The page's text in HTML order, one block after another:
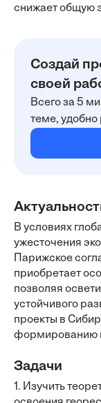
снижает общую
Создай
своей
Всего за 5
теме, удобно
В условиях
ужесточения
Парижское
приобретает
позволяя
устойчивого
проекты в
формированию
Задачи
1. Изучить